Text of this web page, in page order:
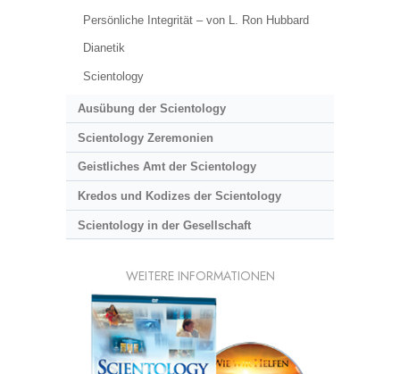
Persönliche Integrität – von L. Ron Hubbard
Dianetik
Scientology
Ausübung der Scientology
Scientology Zeremonien
Geistliches Amt der Scientology
Kredos und Kodizes der Scientology
Scientology in der Gesellschaft
WEITERE INFORMATIONEN